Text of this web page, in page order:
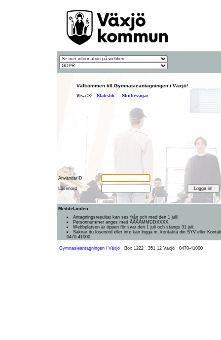
Välkommen till Gymnasieantagningen i Växjö!
Visa >> Statistik Studievägar
AnvändarID
Lösenord
Meddelanden
Antagningsresultat kan ses från och med den 1 juli!
Personnummer anges med ÅÅÅÅMMDDXXXX.
Webbplatsen är öppen för svar den 1 juli och stängs 31 juli.
Saknar du lösenord eller inte kan logga in, kontakta din SYV eller
0470-41000.
Gymnasieantagningen i Växjö Box 1222 351 12 Växjö 0470-41000